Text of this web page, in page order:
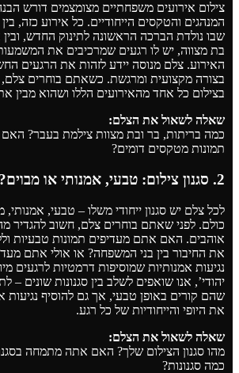
צילום אירועים משפחתיים מצומצמים דורש
המנהגים והטקסים הייחודיים. כל אירוע כזה,
שבו נולדת הברכה הראשונה לתינוק החדש,
בת מצווה, יש לו רגעים שמרכיבים את
האירוע. צלם מנוסה יידע לזהות את הרגעים
בצורה מקצועית ומרגשת. כשאתם בוחרים צלם,
בצילום כל אחד מהאירועים הללו ושהוא מבין
שאלה לשאול את הצלם:
כמה בריתות, בר ובת מצוות צילמת בעבר?
תמונות מטקסים דומים?
2. סגנון צילום: טבעי, אמנותי או מבוים?
לכל צלם יש סגנון ייחודי משלו – טבעי, אמנותי,
כולם. לפני שאתם בוחרים צלם, חשוב להגדיר
אוהבים. האם אתם מעדיפים תמונות טבעיות
את החיבור בין בני המשפחה? או אולי אתם
נגיעות אמנותיות שמוסיפות דרמטיות לרגעים
יהודי’, אנו שואפים לשלב בין סגנונות שונים –
שהם קורים באופן טבעי, אך גם להוסיף נגיעות
את היופי והייחודיות של כל רגע.
שאלה לשאול את הצלם:
מהו סגנון הצילום שלך? האם אתה מתמחה
כמה סגנונות?